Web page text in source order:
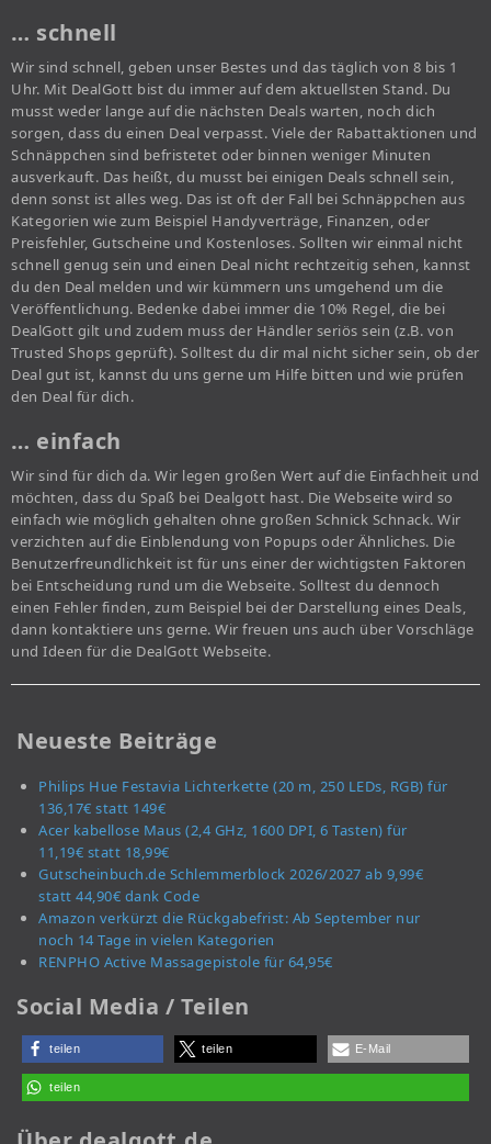
… schnell
Wir sind schnell, geben unser Bestes und das täglich von 8 bis 1
Uhr. Mit DealGott bist du immer auf dem aktuellsten Stand. Du
musst weder lange auf die nächsten Deals warten, noch dich
sorgen, dass du einen Deal verpasst. Viele der Rabattaktionen und
Schnäppchen sind befristetet oder binnen weniger Minuten
ausverkauft. Das heißt, du musst bei einigen Deals schnell sein,
denn sonst ist alles weg. Das ist oft der Fall bei Schnäppchen aus
Kategorien wie zum Beispiel Handyverträge, Finanzen, oder
Preisfehler, Gutscheine und Kostenloses. Sollten wir einmal nicht
schnell genug sein und einen Deal nicht rechtzeitig sehen, kannst
du den Deal melden und wir kümmern uns umgehend um die
Veröffentlichung. Bedenke dabei immer die 10% Regel, die bei
DealGott gilt und zudem muss der Händler seriös sein (z.B. von
Trusted Shops geprüft). Solltest du dir mal nicht sicher sein, ob der
Deal gut ist, kannst du uns gerne um Hilfe bitten und wie prüfen
den Deal für dich.
… einfach
Wir sind für dich da. Wir legen großen Wert auf die Einfachheit und
möchten, dass du Spaß bei Dealgott hast. Die Webseite wird so
einfach wie möglich gehalten ohne großen Schnick Schnack. Wir
verzichten auf die Einblendung von Popups oder Ähnliches. Die
Benutzerfreundlichkeit ist für uns einer der wichtigsten Faktoren
bei Entscheidung rund um die Webseite. Solltest du dennoch
einen Fehler finden, zum Beispiel bei der Darstellung eines Deals,
dann kontaktiere uns gerne. Wir freuen uns auch über Vorschläge
und Ideen für die DealGott Webseite.
Neueste Beiträge
Philips Hue Festavia Lichterkette (20 m, 250 LEDs, RGB) für
136,17€ statt 149€
Acer kabellose Maus (2,4 GHz, 1600 DPI, 6 Tasten) für
11,19€ statt 18,99€
Gutscheinbuch.de Schlemmerblock 2026/2027 ab 9,99€
statt 44,90€ dank Code
Amazon verkürzt die Rückgabefrist: Ab September nur
noch 14 Tage in vielen Kategorien
RENPHO Active Massagepistole für 64,95€
Social Media / Teilen
teilen teilen E-Mail
teilen